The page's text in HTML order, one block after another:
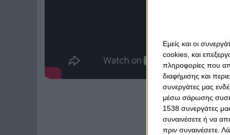
Εμείς και οι
cookies, και
πληροφορίες που
διαφήμισης και
συνεργάτες μας
μέσω σάρωσης
1538 συνεργάτες
συναινέσετε ή να
πριν συναινέσετε.